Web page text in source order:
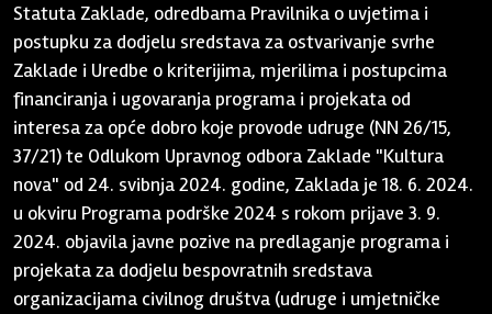
Statuta Zaklade, odredbama Pravilnika o uvjetima i
postupku za dodjelu sredstava za ostvarivanje svrhe
Zaklade i Uredbe o kriterijima, mjerilima i postupcima
financiranja i ugovaranja programa i projekata od
interesa za opće dobro koje provode udruge (NN 26/15,
37/21) te Odlukom Upravnog odbora Zaklade "Kultura
nova" od 24. svibnja 2024. godine, Zaklada je 18. 6. 2024.
u okviru Programa podrške 2024 s rokom prijave 3. 9.
2024. objavila javne pozive na predlaganje programa i
projekata za dodjelu bespovratnih sredstava
organizacijama civilnog društva (udruge i umjetničke